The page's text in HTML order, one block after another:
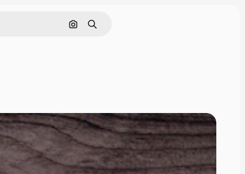
Nach Bild suchen
Suchen